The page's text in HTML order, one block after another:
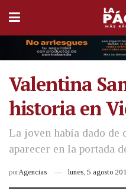
Valentina
historia en
La joven había dado de
aparecer en la portada
porAgencias lunes, 5 agosto